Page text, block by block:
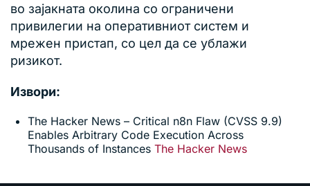
во зајакната околина со ограничени
привилегии на оперативниот систем и
мрежен пристап, со цел да се ублажи
ризикот.
Извори:
The Hacker News – Critical n8n Flaw (CVSS 9.9)
Enables Arbitrary Code Execution Across
Thousands of Instances The Hacker News